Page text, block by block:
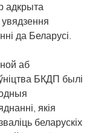
адкрыта
да Беларусі.
аб
БКДП былі
якія
беларускіх